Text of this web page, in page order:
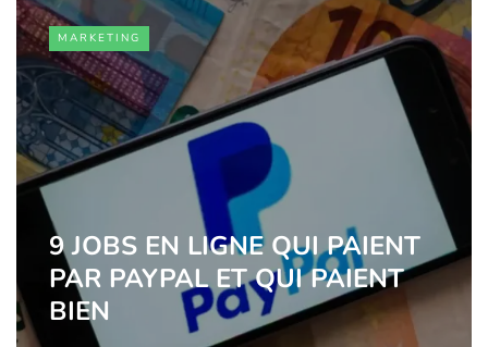
MARKETING
9 JOBS EN LIGNE QUI PAIENT
PAR PAYPAL ET QUI PAIENT
BIEN